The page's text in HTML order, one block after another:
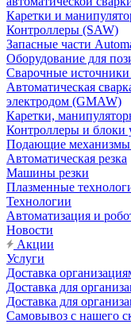
Каретки и
Контроллеры (SAW)
Запасные части
Оборудование для
Сварочные
Автоматическая
электродом (GMAW)
Каретки,
Контроллеры и блоки
Подающие
Автоматическая резка
Машины резки
Плазменные
Технологии
Автоматизация и
Новости
Акции
Услуги
Доставка
Доставка для
Доставка для
Самовывоз с нашего